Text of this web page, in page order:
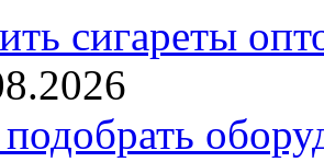
сигареты